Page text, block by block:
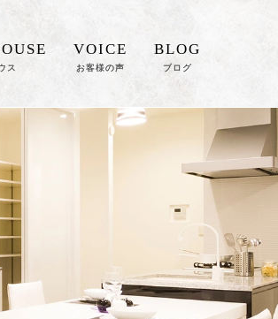
ス
VOICE
お客様の声
BLOG
ブログ